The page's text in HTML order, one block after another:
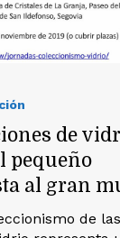
de
pequeño
al gran
de